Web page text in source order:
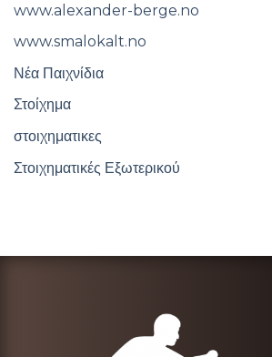
www.alexander-berge.no
www.smalokalt.no
Νέα Παιχνίδια
Στοίχημα
στοιχηματικες
Στοιχηματικές Εξωτερικού